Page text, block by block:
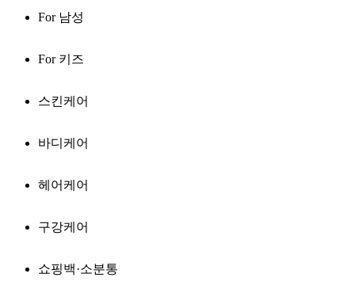
For 남성
For 키즈
스킨케어
바디케어
헤어케어
구강케어
쇼핑백·소분통